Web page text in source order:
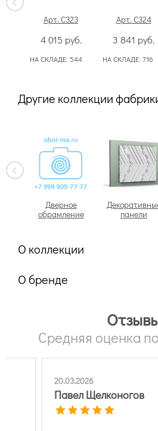
Арт. C323
4 015 руб.
НА СКЛАДЕ: 544
Арт. C324
3 841 руб.
НА СКЛАДЕ: 716
Другие коллекции
Дверное
обрамление
панели
О коллекции
О бренде
Средняя оценка
20.03.2026
Павел Щелконогов